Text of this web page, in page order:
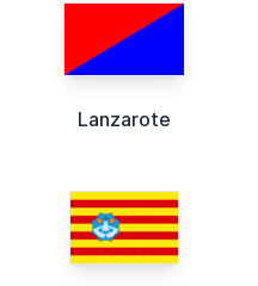
Lanzarote